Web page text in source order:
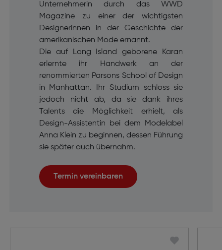
Unternehmerin durch das WWD
Magazine zu einer der wichtigsten
Designerinnen in der Geschichte der
amerikanischen Mode ernannt.
Die auf Long Island geborene Karan
erlernte ihr Handwerk an der
renommierten Parsons School of Design
in Manhattan. Ihr Studium schloss sie
jedoch nicht ab, da sie dank ihres
Talents die Möglichkeit erhielt, als
Design-Assistentin bei dem Modelabel
Anna Klein zu beginnen, dessen Führung
sie später auch übernahm.
Termin vereinbaren